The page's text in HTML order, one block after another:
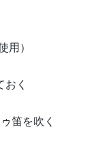
用）
く
笛を吹く